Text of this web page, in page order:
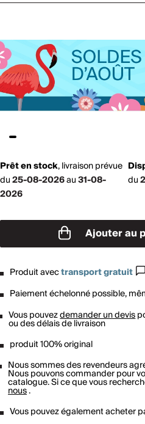
Prêt en stock,livraison prévue
du25-08-2026au31-08-
2026
du
Ajouter au
Produit avectransport gratuit
Paiement échelonné possible,
Vous pouvezdemander un devis
ou des délais de livraison
produit 100% original
Nous sommes des revendeurs
Nous pouvons commander pour
catalogue. Si ce que vous
nous.
Vous pouvez également acheter